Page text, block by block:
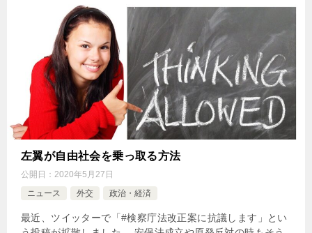
左翼が自由社会を乗っ取る方法
公開日： 2020年5月27日
ニュース
外交 政治・経済
最近、ツイッターで「#検察庁法改正案に抗議します」とい